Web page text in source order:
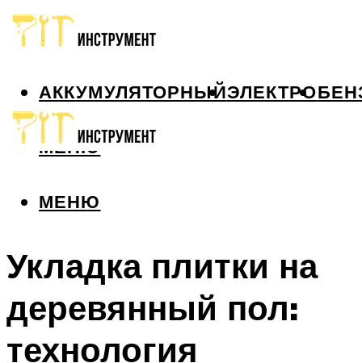
АККУМУЛЯТОРНЫЙЭЛЕКТРО
МЕНЮ
МЕНЮ
Укладка плитки на
деревянный пол:
технология